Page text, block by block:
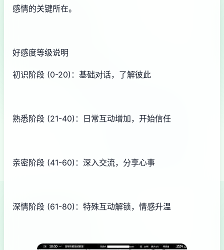
感情的关键所在。
好感度等级说明
初识阶段 (0-20)：基础对话，了解彼此
熟悉阶段 (21-40)：日常互动增加，开始信任
亲密阶段 (41-60)：深入交流，分享心事
深情阶段 (61-80)：特殊互动解锁，情感升温